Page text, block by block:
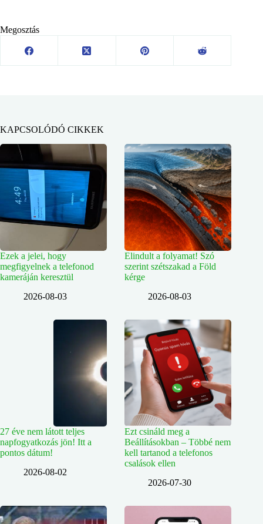
Megosztás
KAPCSOLÓDÓ CIKKEK
Ezek a jelei, hogy
megfigyelnek a telefonod
kameráján keresztül
2026-08-03
Elindult a folyamat! Szó
szerint szétszakad a Föld
kérge
2026-08-03
27 éve nem látott teljes
napfogyatkozás jön! Itt a
pontos dátum!
2026-08-02
Ezt csináld meg a
Beállításokban – Többé nem
kell tartanod a telefonos
csalások ellen
2026-07-30